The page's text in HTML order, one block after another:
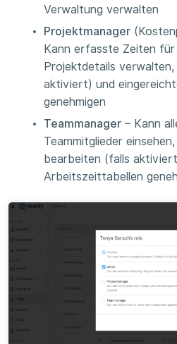
Verwaltung verwalten
Projektmanager
Kann erfasste Zeiten
Projektdetails
aktiviert) und
genehmigen
Teammanager – Kann
Teammitglieder
bearbeiten (falls
Arbeitszeittabellen